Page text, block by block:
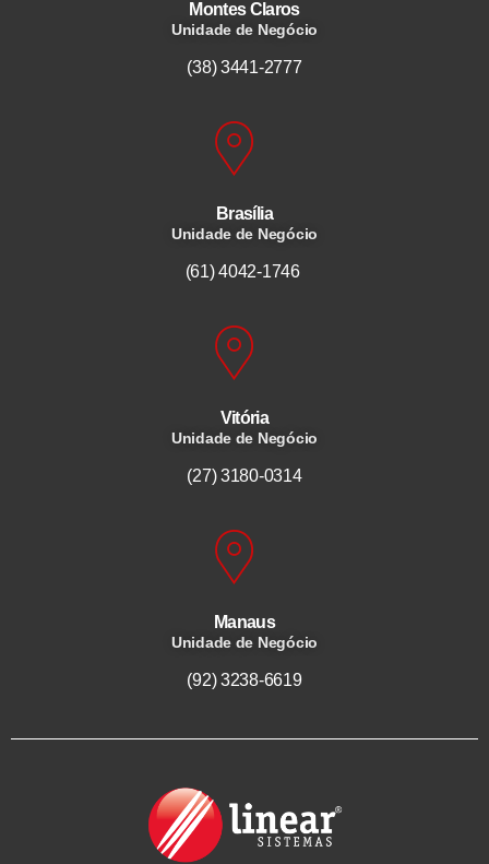
Montes Claros
Unidade de Negócio
(38) 3441-2777
Brasília
Unidade de Negócio
(61) 4042-1746
Vitória
Unidade de Negócio
(27) 3180-0314
Manaus
Unidade de Negócio
(92) 3238-6619